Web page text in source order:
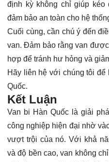
định kỳ không chỉ giúp kéo
đảm bảo an toàn cho hệ
Cuối cùng, cần chú ý đến
van. Đảm bảo rằng van
hợp để tránh hư hỏng và
Hãy liên hệ với chúng tôi để
Quốc.
Kết Luận
Van bi Hàn Quốc là giải
công nghiệp hiện đại nhờ
vượt trội của nó. Với khả
và độ bền cao, van không